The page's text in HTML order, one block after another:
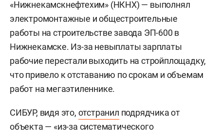
«Нижнекамскнефтехим» (НКНХ) — выполнял
электромонтажные и общестроительные
работы на строительстве завода ЭП-600 в
Нижнекамске. Из-за невыплаты зарплаты
рабочие перестали выходить на стройплощадку,
что привело к отставанию по срокам и объемам
работ на мегаэтиленнике.
СИБУР, видя это, отстранил подрядчика от
объекта — «из-за систематического